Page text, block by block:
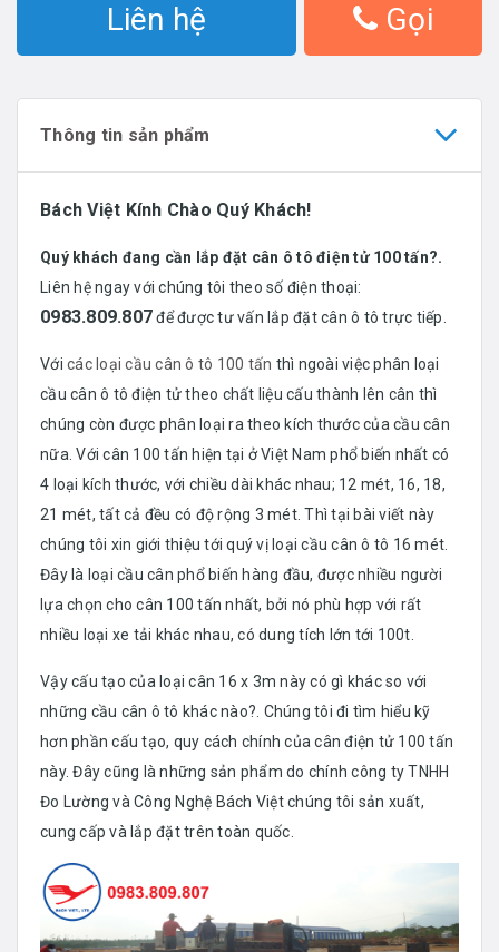
Liên hệ Gọi
Thông tin sản phẩm
Bách Việt Kính Chào Quý Khách!
Quý khách đang cần lắp đặt cân ô tô điện tử 100 tấn?.
Liên hệ ngay với chúng tôi theo số điện thoại:
0983.809.807để được tư vấn lắp đặt cân ô tô trực tiếp.
Với các loại cầu cân ô tô 100 tấn thì ngoài việc phân loại
cầu cân ô tô điện tử theo chất liệu cấu thành lên cân thì
chúng còn được phân loại ra theo kích thước của cầu cân
nữa. Với cân 100 tấn hiện tại ở Việt Nam phổ biến nhất có
4 loại kích thước, với chiều dài khác nhau; 12 mét, 16, 18,
21 mét, tất cả đều có độ rộng 3 mét. Thì tại bài viết này
chúng tôi xin giới thiệu tới quý vị loại cầu cân ô tô 16 mét.
Đây là loại cầu cân phổ biến hàng đầu, được nhiều người
lựa chọn cho cân 100 tấn nhất, bởi nó phù hợp với rất
nhiều loại xe tải khác nhau, có dung tích lớn tới 100t.
Vậy cấu tạo của loại cân 16 x 3m này có gì khác so với
những cầu cân ô tô khác nào?. Chúng tôi đi tìm hiểu kỹ
hơn phần cấu tạo, quy cách chính của cân điện tử 100 tấn
này. Đây cũng là những sản phẩm do chính công ty TNHH
Đo Lường và Công Nghệ Bách Việt chúng tôi sản xuất,
cung cấp và lắp đặt trên toàn quốc.